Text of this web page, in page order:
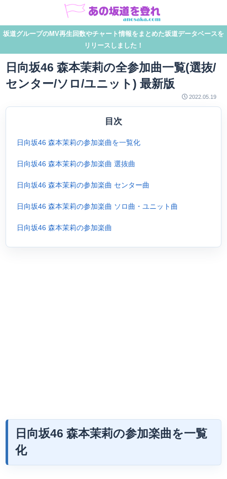
坂道グループのMV再生回数やチャート情報をまとめた坂道データベースを
リリースしました！
日向坂46 森本茉莉の全参加曲一覧(選抜/
センター/ソロ/ユニット) 最新版
2022.05.19
目次
日向坂46 森本茉莉の参加楽曲を一覧化
日向坂46 森本茉莉の参加楽曲 選抜曲
日向坂46 森本茉莉の参加楽曲 センター曲
日向坂46 森本茉莉の参加楽曲 ソロ曲・ユニット曲
日向坂46 森本茉莉の参加楽曲
日向坂46 森本茉莉の参加楽曲を一覧
化